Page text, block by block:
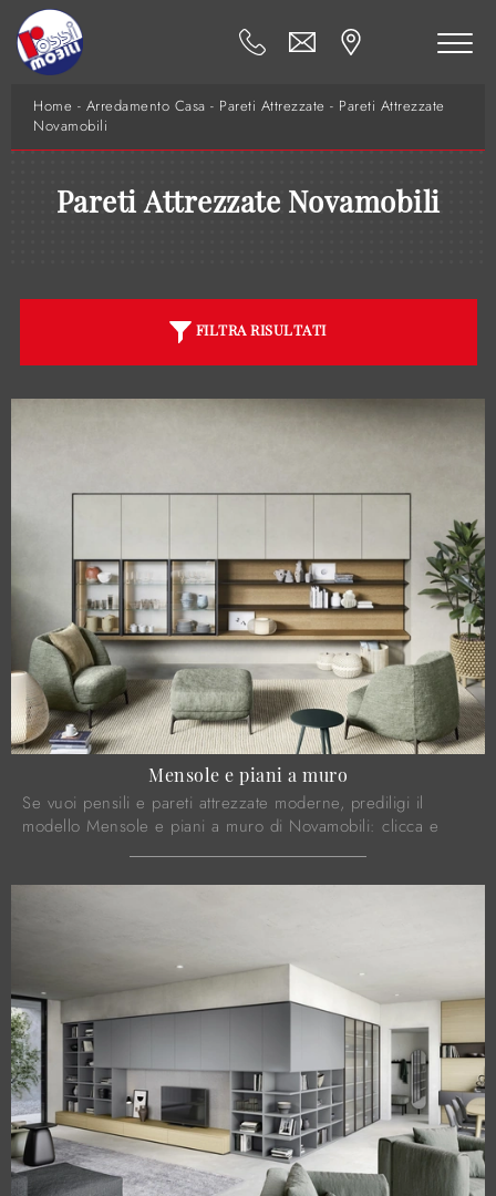
Home - Arredamento Casa - Pareti Attrezzate - Pareti Attrezzate
Novamobili
Pareti Attrezzate Novamobili
FILTRA RISULTATI
Mensole e piani a muro
Se vuoi pensili e pareti attrezzate moderne, prediligi il
modello Mensole e piani a muro di Novamobili: clicca e